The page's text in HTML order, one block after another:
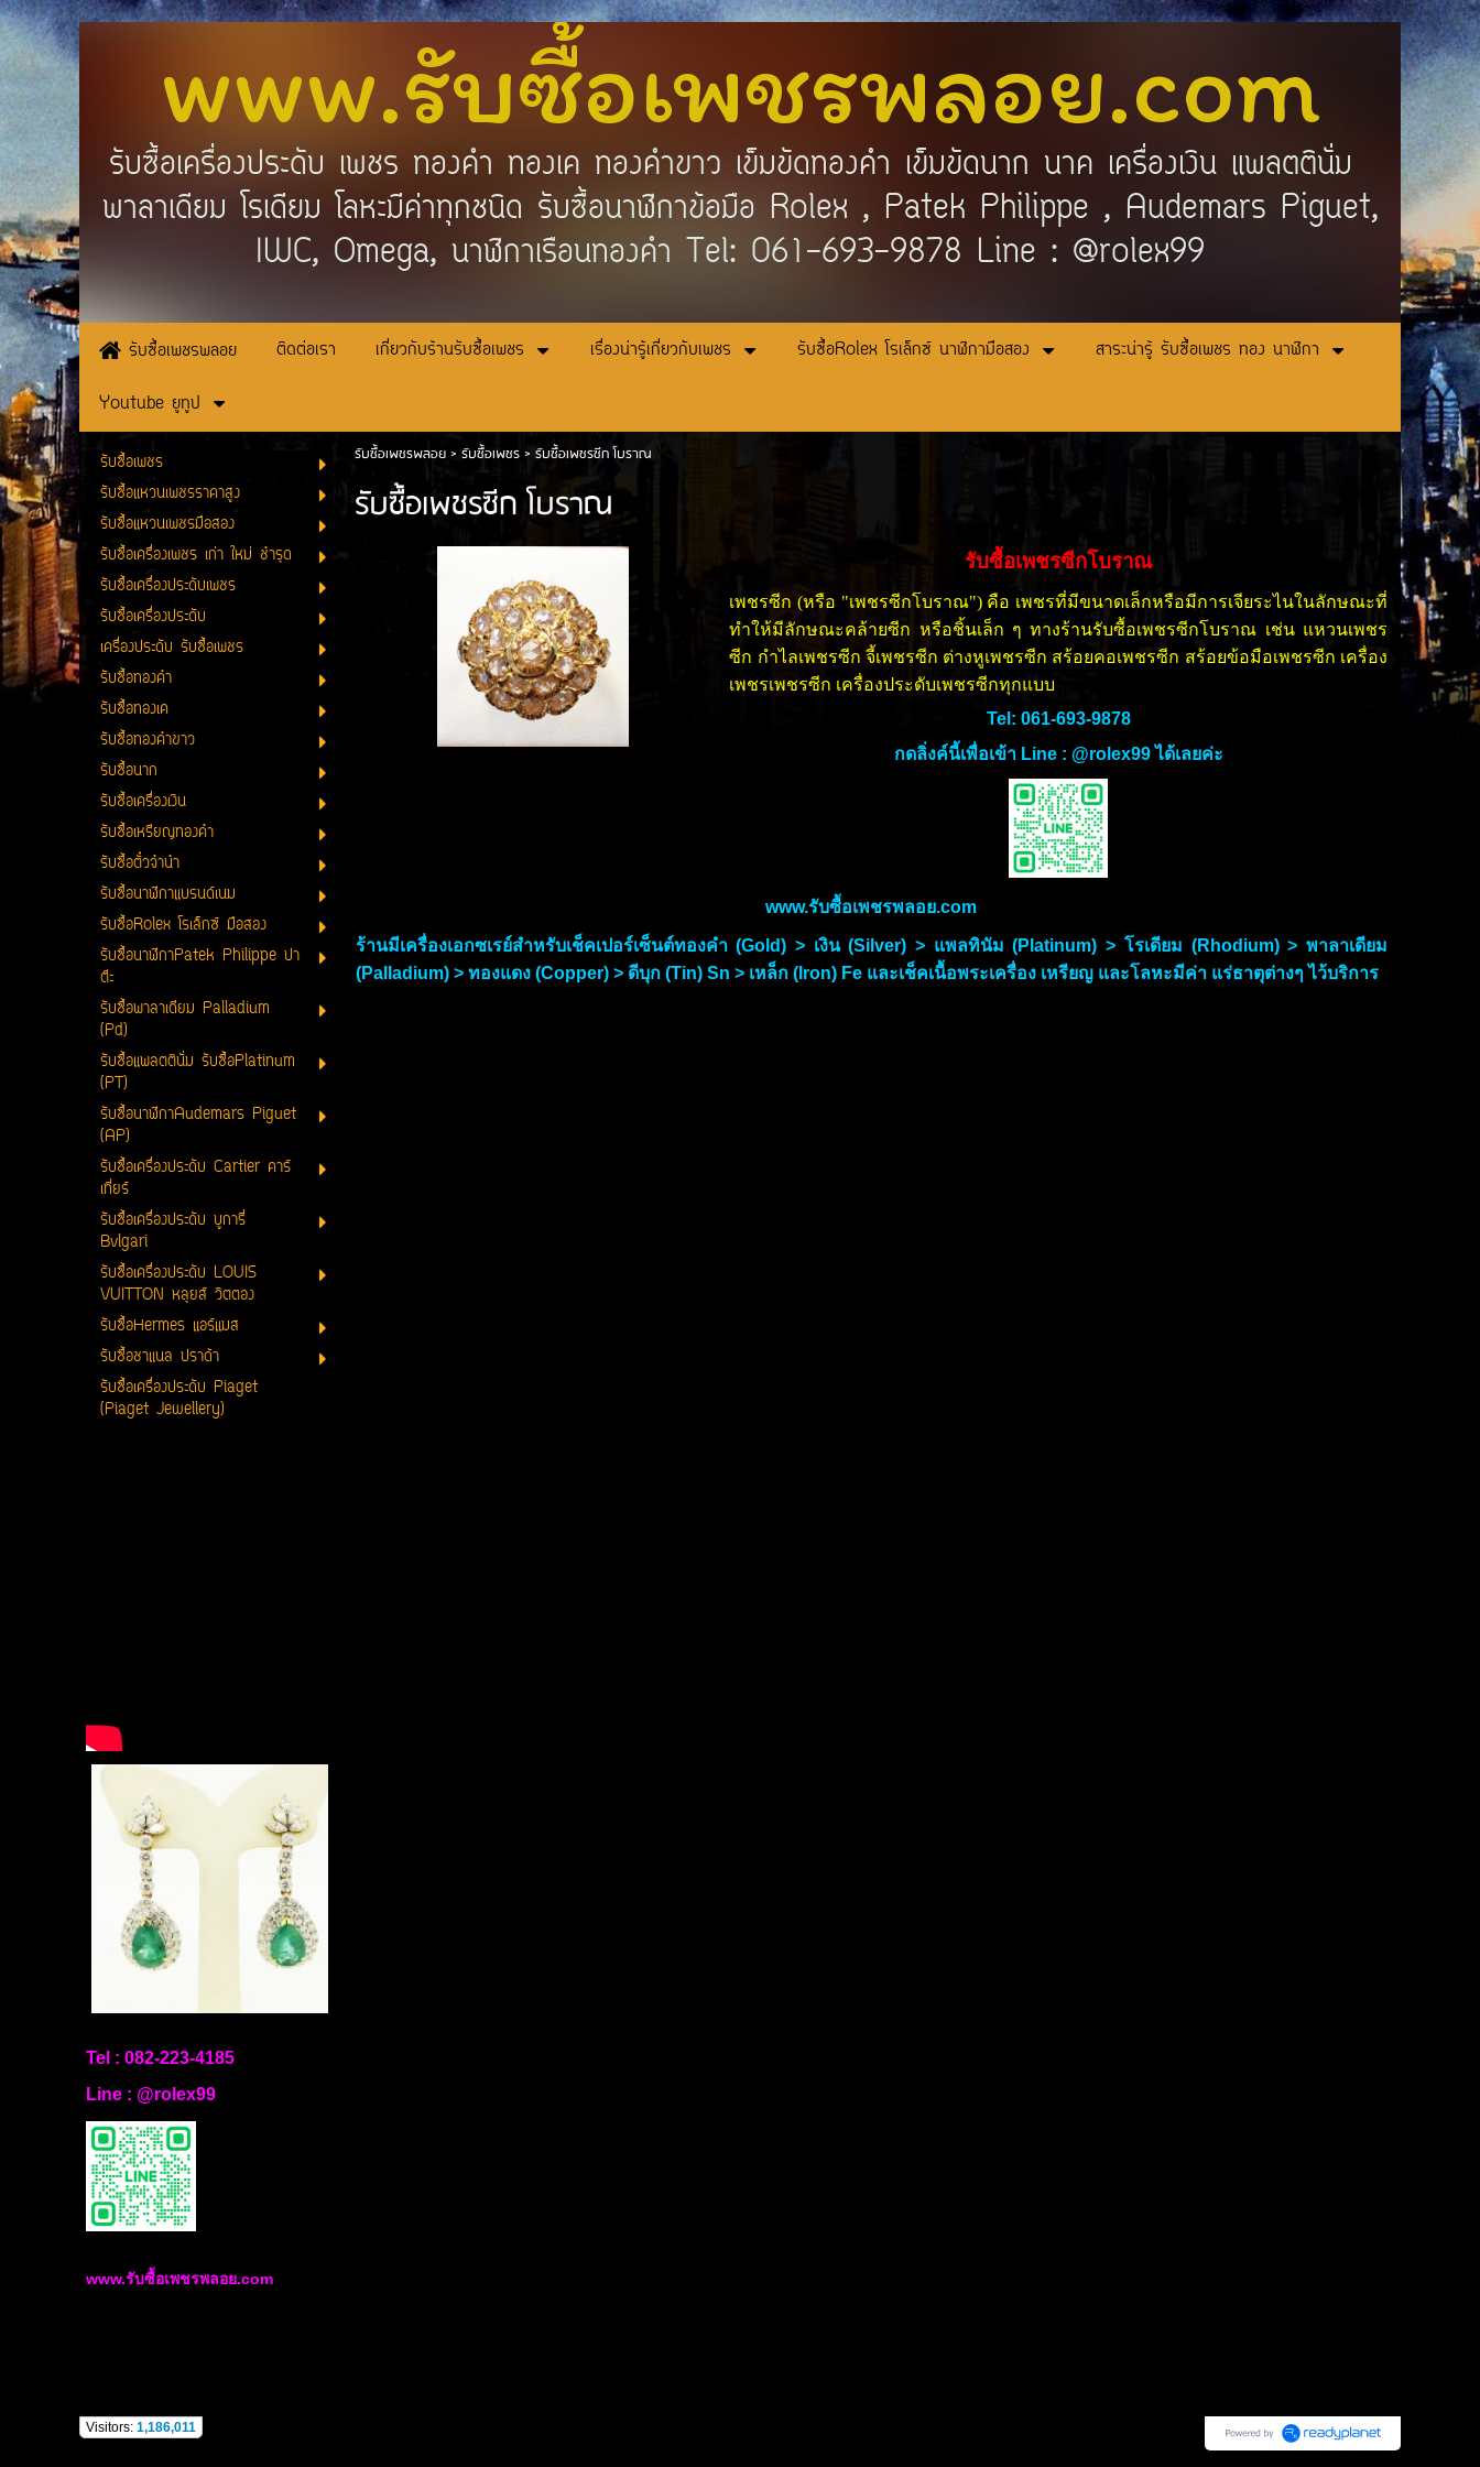
www.รับซื้อเพชรพลอย.com
รับซื้อเครื่องประดับ เพชร ทองคำ ทองเค ทองคำขาว เข็มขัดทองคำ เข็มขัดนาก นาค เครื่องเงิน แพลตตินั่ม
พาลาเดียม โรเดียม โลหะมีค่าทุกชนิด รับซื้อนาฬิกาข้อมือ Rolex , Patek Philippe , Audemars Piguet,
IWC, Omega, นาฬิกาเรือนทองคำ Tel: 061-693-9878 Line : @rolex99
รับซื้อเพชรพลอย ติดต่อเรา เกี่ยวกับร้านรับซื้อเพชร เรื่องน่ารู้เกี่ยวกับเพชร รับซื้อRolex โรเล็กซ์ นาฬิกามือสอง สาระน่ารู้ รับซื้อเพชร ทอง นาฬิกา
Youtube ยูทูป
รับซื้อเพชร
รับซื้อแหวนเพชรราคาสูง
รับซื้อแหวนเพชรมือสอง
รับซื้อเครื่องเพชร เก่า ใหม่ ชำรุด
รับซื้อเครื่องประดับเพชร
รับซื้อเครื่องประดับ
เครื่องประดับ รับซื้อเพชร
รับซื้อทองคำ
รับซื้อทองเค
รับซื้อทองคำขาว
รับซื้อนาก
รับซื้อเครื่องเงิน
รับซื้อเหรียญทองคำ
รับซื้อตั๋วจำนำ
รับซื้อนาฬิกาแบรนด์เนม
รับซื้อRolex โรเล็กซ์ มือสอง
รับซื้อนาฬิกาPatek Philippe ปา
ต๊ะ
รับซื้อพาลาเดียม Palladium
(Pd)
รับซื้อแพลตตินั่ม รับซื้อPlatinum
(PT)
รับซื้อนาฬิกาAudemars Piguet
(AP)
รับซื้อเครื่องประดับ Cartier คาร์
เที่ยร์
รับซื้อเครื่องประดับ บูการี่
Bvlgari
รับซื้อเครื่องประดับ LOUIS
VUITTON หลุยส์ วิตตอง
รับซื้อHermes แอร์แมส
รับซื้อชาแนล ปราด้า
รับซื้อเครื่องประดับ Piaget
(Piaget Jewellery)
รับซื้อเพชรพลอย> รับซื้อเพชร> รับซื้อเพชรซีก โบราณ
รับซื้อเพชรซีก โบราณ
รับซื้อเพชรซีกโบราณ
เพชรซีก (หรือ "เพชรซีกโบราณ") คือ เพชรที่มีขนาดเล็กหรือมีการเจียระไนในลักษณะที่
ทำให้มีลักษณะคล้ายซีก หรือชิ้นเล็ก ๆ ทางร้านรับซื้อเพชรซีกโบราณ เช่น แหวนเพชร
ซีก กำไลเพชรซีก จี้เพชรซีก ต่างหูเพชรซีก สร้อยคอเพชรซีก สร้อยข้อมือเพชรซีก เครื่อง
เพชรเพชรซีก เครื่องประดับเพชรซีกทุกแบบ
Tel: 061-693-9878
กดลิ่งค์นี้เพื่อเข้า Line : @rolex99 ได้เลยค่ะ
www.รับซื้อเพชรพลอย.com
ร้านมีเครื่องเอกซเรย์สำหรับเช็คเปอร์เซ็นต์ทองคำ (Gold) > เงิน (Silver) > แพลทินัม (Platinum) > โรเดียม (Rhodium) > พาลาเดียม
(Palladium) > ทองแดง (Copper) > ดีบุก (Tin) Sn > เหล็ก (Iron) Fe และเช็คเนื้อพระเครื่อง เหรียญ และโลหะมีค่า แร่ธาตุต่างๆ ไว้บริการ
Tel : 082-223-4185
Line : @rolex99
www.รับซื้อเพชรพลอย.com
Visitors: 1,186,011